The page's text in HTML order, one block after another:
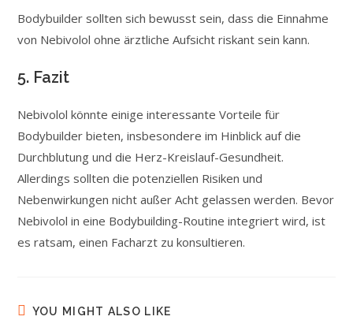
Bodybuilder sollten sich bewusst sein, dass die Einnahme
von Nebivolol ohne ärztliche Aufsicht riskant sein kann.
5. Fazit
Nebivolol könnte einige interessante Vorteile für
Bodybuilder bieten, insbesondere im Hinblick auf die
Durchblutung und die Herz-Kreislauf-Gesundheit.
Allerdings sollten die potenziellen Risiken und
Nebenwirkungen nicht außer Acht gelassen werden. Bevor
Nebivolol in eine Bodybuilding-Routine integriert wird, ist
es ratsam, einen Facharzt zu konsultieren.
YOU MIGHT ALSO LIKE